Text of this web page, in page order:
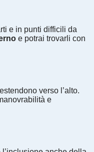
e in punti difficili da
e potrai trovarli con
verso l’alto.
e